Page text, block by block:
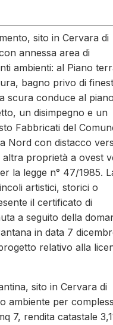
sito in Cervara di
annessa area di
ambienti: al Piano
bagno privo di
scura conduce al piano
un disimpegno e un
Fabbricati del
Nord con distacco
proprietà a ovest
la legge n° 47/1985.
artistici, storici o
il certificato di
a seguito della
in data 7
relativo alla
sito in Cervara di
ambiente per
7, rendita catastale